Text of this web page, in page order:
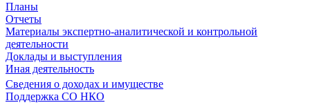
Планы
Отчеты
Материалы экспертно-аналитической и контрольной
деятельности
Доклады и выступления
Иная деятельность
Сведения о доходах и имуществе
Поддержка СО НКО